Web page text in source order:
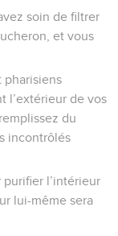
soin de filtrer
et vous
pharisiens
l’extérieur de vos
du
incontrôlés
l’intérieur
lui-même sera